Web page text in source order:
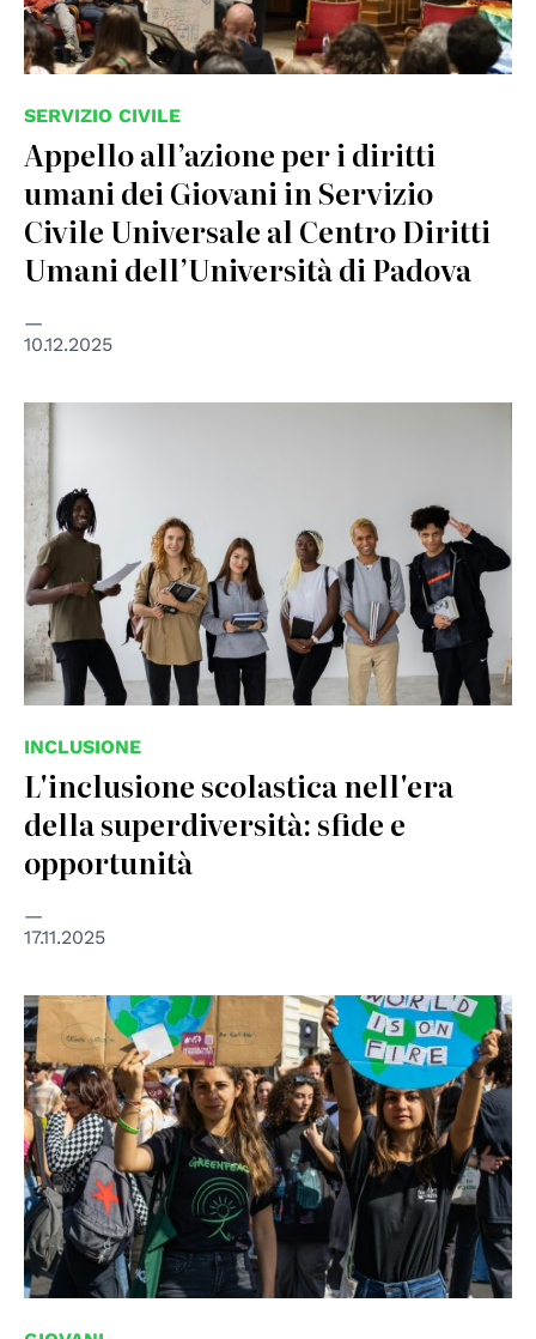
SERVIZIO CIVILE
Appello all’azione per i diritti
umani dei Giovani in Servizio
Civile Universale al Centro Diritti
Umani dell’Università di Padova
10.12.2025
© Immagine di Monstera Production presa da Pexels
INCLUSIONE
L'inclusione scolastica nell'era
della superdiversità: sfide e
opportunità
17.11.2025
© Leonardo Basso on Unsplash